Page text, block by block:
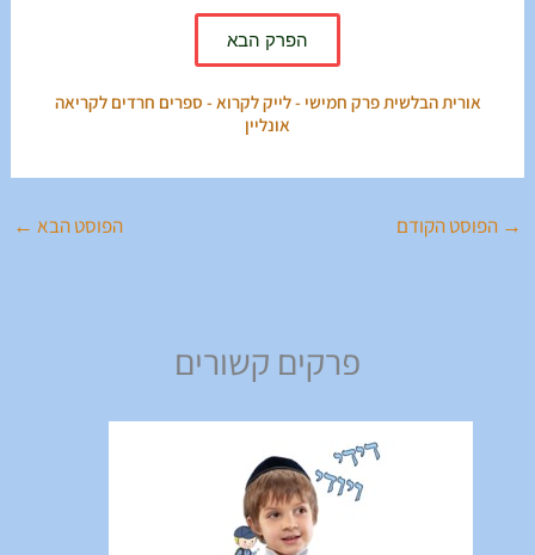
הפרק הבא
אורית הבלשית פרק חמישי - לייק לקרוא - ספרים חרדים לקריאה
אונליין
→ הפוסט הקודם הפוסט הבא ←
פרקים קשורים